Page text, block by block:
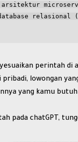
arsitektur
relasional
perintah di
lowongan
yang kamu
pada chatGPT,